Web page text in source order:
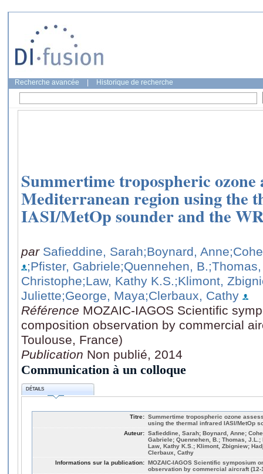
Recherche avancée Historique de recherche
Summertime tropospheric ozone
Mediterranean region using the
IASI/MetOp sounder and the
par Safieddine, Sarah;Boynard, Anne
;Pfister, Gabriele;Quennehen, B.
Christophe;Law, Kathy K.S.;Klimont,
Juliette;George, Maya;Clerbaux, Cathy
Référence MOZAIC-IAGOS Scientific
composition observation by commercial
Toulouse, France)
Publication Non publié, 2014
Communication à un colloque
DÉTAILS
Titre: Summertime tropospheric ozone
using the thermal infrared IASI/MetOp
Auteur: Safieddine, Sarah; Boynard, Anne;
Gabriele; Quennehen, B.; Thomas,
Law, Kathy K.S.; Klimont, Zbigniew;
Clerbaux, Cathy
Informations sur la publication: MOZAIC-IAGOS Scientific symposium
observation by commercial aircraft (12-